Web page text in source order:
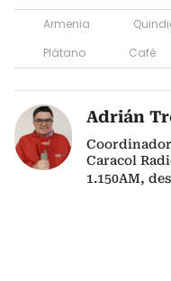
Armenia
Plátano
Café
Adrián
Caracol
1.150AM,